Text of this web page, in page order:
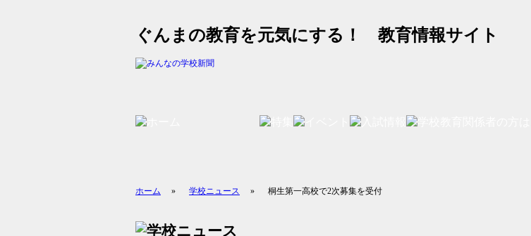
ぐんまの教育を元気にする！ 教育情報サイト
ホーム » 学校ニュース » 桐生第一高校で2次募集を受付